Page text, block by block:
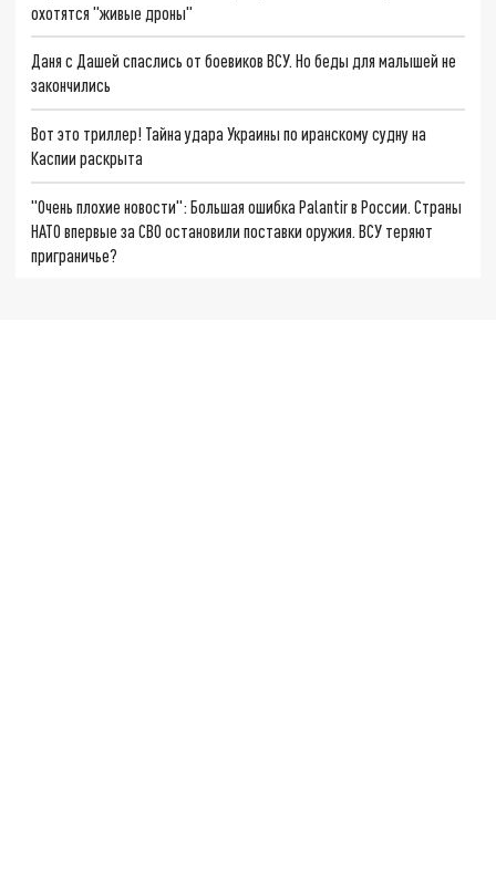
охотятся "живые дроны"
Даня с Дашей спаслись от боевиков ВСУ. Но беды для малышей не
закончились
Вот это триллер! Тайна удара Украины по иранскому судну на
Каспии раскрыта
"Очень плохие новости": Большая ошибка Palantir в России. Страны
НАТО впервые за СВО остановили поставки оружия. ВСУ теряют
приграничье?